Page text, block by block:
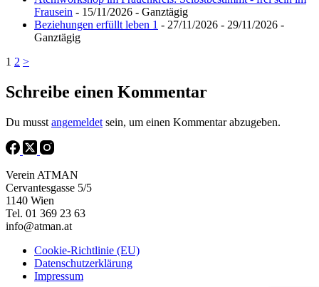
Frausein - 15/11/2026 - Ganztägig
Beziehungen erfüllt leben 1 - 27/11/2026 - 29/11/2026 -
Ganztägig
1 2 >
Schreibe einen Kommentar
Du musst angemeldet sein, um einen Kommentar abzugeben.
Verein ATMAN
Cervantesgasse 5/5
1140 Wien
Tel. 01 369 23 63
info@atman.at
Cookie-Richtlinie (EU)
Datenschutzerklärung
Impressum